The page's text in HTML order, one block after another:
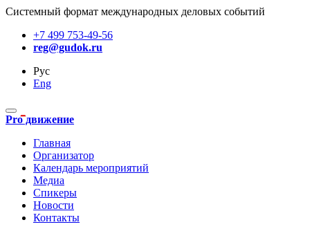
Системный формат международных деловых событий
+7 499 753-49-56
reg@gudok.ru
Рус
Eng
Pro движение
Главная
Организатор
Календарь мероприятий
Медиа
Спикеры
Новости
Контакты